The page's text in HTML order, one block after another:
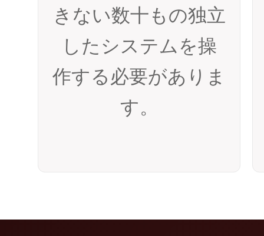
きない数十もの独立
したシステムを操
作する必要がありま
す。